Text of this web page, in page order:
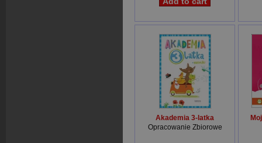
Akademia 3-latka
Opracowanie Zbiorowe